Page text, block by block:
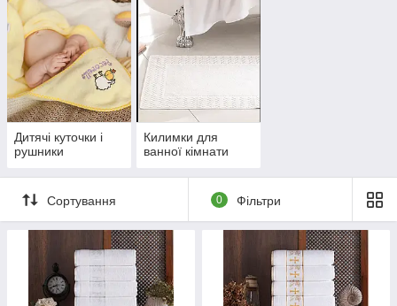
якості тішити свого власника. Тільки
в нас вигідно придбати текстиль для
ванної, який зроблений із якісних
матеріалів, і це без сумнівів дуже
важливий чинник, який впливає на
комфорт і приємний відпочинок.
Дитячі куточки і
рушники
Килимки для
ванної кімнати
Сортування 0 Фільтри